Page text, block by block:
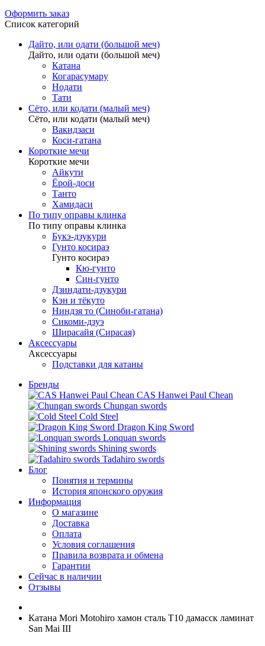
Оформить заказ
Список категорий
Дайто, или одати (большой меч)
Дайто, или одати (большой меч)
Катана
Когарасумару
Нодати
Тати
Сёто, или кодати (малый меч)
Сёто, или кодати (малый меч)
Вакидзаси
Коси-гатана
Короткие мечи
Короткие мечи
Айкути
Ёрой-доси
Танто
Хамидаси
По типу оправы клинка
По типу оправы клинка
Букэ-дзукури
Гунто косираэ
Гунто косираэ
Кю-гунто
Син-гунто
Дзиндати-дзукури
Кэн и тёкуто
Ниндзя то (Синоби-гатана)
Сикоми-дзуэ
Ширасайя (Сирасая)
Аксессуары
Аксессуары
Подставки для катаны
Бренды
CAS Hanwei Paul Chean
Chungan swords
Cold Steel
Dragon King Sword
Lonquan swords
Shining swords
Tadahiro swords
Блог
Понятия и термины
История японского оружия
Информация
О магазине
Доставка
Оплата
Условия соглашения
Правила возврата и обмена
Гарантии
Сейчас в наличии
Отзывы
Катана Mori Motohiro хамон сталь T10 дамасск ламинат
San Mai III